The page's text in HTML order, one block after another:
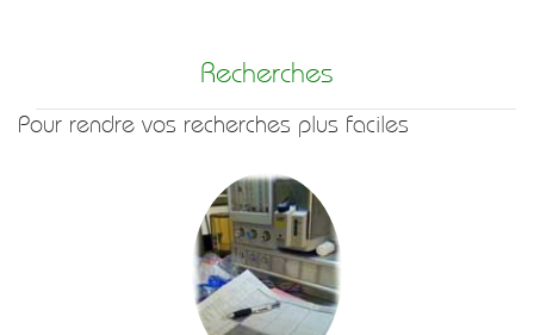
Recherches
Pour rendre vos recherches plus faciles